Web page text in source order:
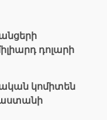
դոլարի
կոմիտեն